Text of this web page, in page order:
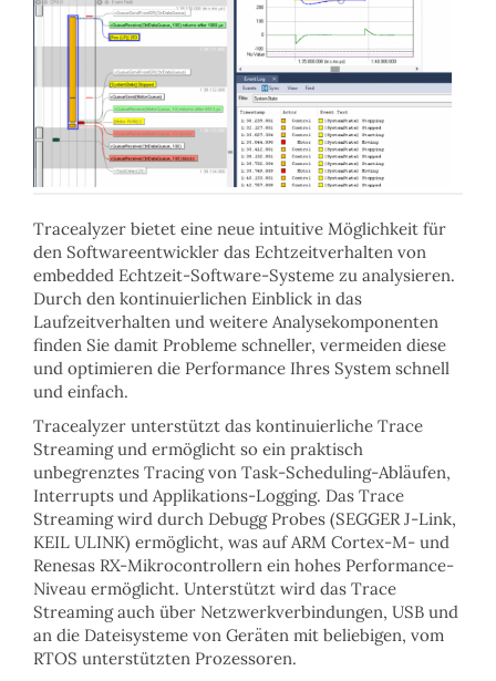
Tracealyzer bietet eine neue intuitive Möglichkeit für
den Softwareentwickler das Echtzeitverhalten von
embedded Echtzeit-Software-Systeme zu analysieren.
Durch den kontinuierlichen Einblick in das
Laufzeitverhalten und weitere Analysekomponenten
finden Sie damit Probleme schneller, vermeiden diese
und optimieren die Performance Ihres System schnell
und einfach.
Tracealyzer unterstützt das kontinuierliche Trace
Streamingund ermöglicht so ein praktisch
unbegrenztes Tracing von Task-Scheduling-Abläufen,
Interrupts und Applikations-Logging. Das Trace
Streaming wird durch Debugg Probes (SEGGER J-Link,
KEIL ULINK) ermöglicht, was auf ARM Cortex-M- und
Renesas RX-Mikrocontrollern ein hohes Performance-
Niveau ermöglicht. Unterstützt wird das Trace
Streaming auch über Netzwerkverbindungen, USB und
an die Dateisysteme von Geräten mit beliebigen, vom
RTOS unterstützten Prozessoren.